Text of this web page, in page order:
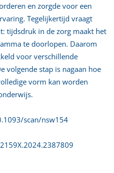
en zorgde voor een
Tegelijkertijd vraagt
tijdsdruk in de zorg maakt het
te doorlopen. Daarom
voor verschillende
volgende stap is nagaan hoe
vorm kan worden
scan/nsw154